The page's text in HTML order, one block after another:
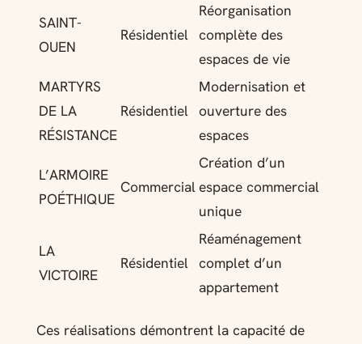
SAINT-
OUEN
Résidentiel
Réorganisation
complète des
espaces de vie
MARTYRS
DE LA
RÉSISTANCE
Résidentiel
Modernisation et
ouverture des
espaces
L’ARMOIRE
POÉTHIQUE
Commercial
Création d’un
espace commercial
unique
LA
VICTOIRE
Résidentiel
Réaménagement
complet d’un
appartement
Ces réalisations démontrent la capacité de